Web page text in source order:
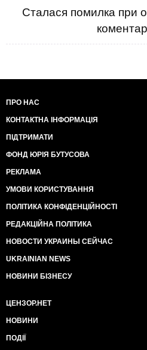
Сталася помилка при
ПРО НАС
КОНТАКТНА ІНФОРМАЦІЯ
ПІДТРИМАТИ
ФОНД ЮРІЯ БУТУСОВА
РЕКЛАМА
УМОВИ КОРИСТУВАННЯ
ПОЛІТИКА КОНФІДЕНЦІЙНОСТІ
РЕДАКЦІЙНА ПОЛІТИКА
НОВОСТИ УКРАИНЫ СЕЙЧАС
UKRAINIAN NEWS
НОВИНИ БІЗНЕСУ
ЦЕНЗОР.НЕТ
НОВИНИ
ПОДІЇ